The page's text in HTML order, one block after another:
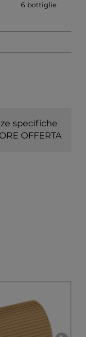
6 bottiglie
specifiche
OFFERTA